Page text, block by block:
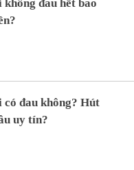
đau hết bao
đau không? Hút
uy tín?